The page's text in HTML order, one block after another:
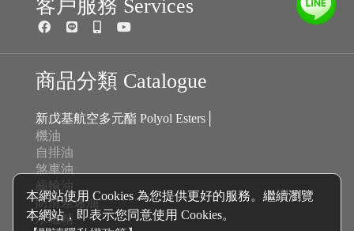
本網站使用 Cookies 為您提供更好的服務。繼續瀏覽
本網站，即表示您同意使用 Cookies。
客戶服務 Services
商品分類 Catalogue
新戊基航空多元酯 Polyol Esters│
機油
自排油
煞車油
齒輪油
防滑差速油
水箱精